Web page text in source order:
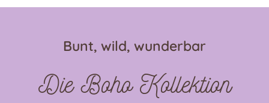
der
gewählt
werden
Bunt, wild, wunderbar
Die Boho Kollektion